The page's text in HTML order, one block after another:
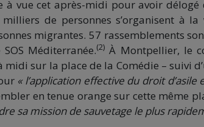
vue cet après-midi pour avoir délogé
milliers de personnes s’organisent à la
migrantes. 57 rassemblements
Méditerranée.(2) À Montpellier, le
sur la place de la Comédie – suivi
« l’application effective du droit d’asile
en tenue orange sur cette même
sa mission de sauvetage le plus